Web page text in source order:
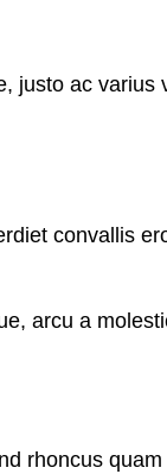
justo ac
convallis
arcu a
rhoncus